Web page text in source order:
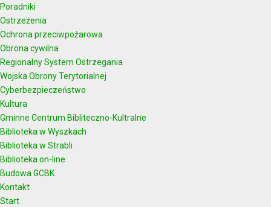
Poradniki
Ostrzeżenia
Ochrona przeciwpożarowa
Obrona cywilna
Regionalny System Ostrzegania
Wojska Obrony Terytorialnej
Cyberbezpieczeństwo
Kultura
Gminne Centrum Bibliteczno-Kultralne
Biblioteka w Wyszkach
Biblioteka w Strabli
Biblioteka on-line
Budowa GCBK
Kontakt
Start